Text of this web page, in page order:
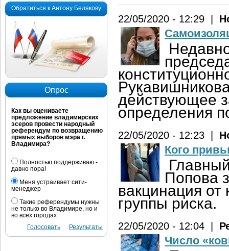
Обратиться к Антону Белякову
Опрос
Как вы оцениваете
предложение владимирских
эсеров провести народный
референдум по возвращению
прямых выборов мэра г.
Владимира?
Полностью поддерживаю -
давно пора!
Меня устраивает сити-
менеджер
Такие референдумы нужны
не только во Владимире, но и
во всех городах
Результаты
Голосовать
22/05/2020 - 12:29 |
действующее
определения
22/05/2020 - 12:23 |
Кого
Попова
вакцинация от
группы риска.
22/05/2020 - 12:04 |
Число